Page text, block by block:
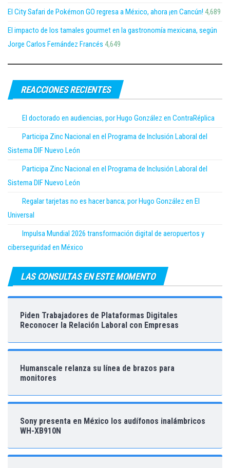
El City Safari de Pokémon GO regresa a México, ahora ¡en Cancún! 4,689
El impacto de los tamales gourmet en la gastronomía mexicana, según
Jorge Carlos Fernández Francés 4,649
REACCIONES RECIENTES
El doctorado en audiencias, por Hugo González en ContraRéplica
Participa Zinc Nacional en el Programa de Inclusión Laboral del
Sistema DIF Nuevo León
Participa Zinc Nacional en el Programa de Inclusión Laboral del
Sistema DIF Nuevo León
Regalar tarjetas no es hacer banca; por Hugo González en El
Universal
Impulsa Mundial 2026 transformación digital de aeropuertos y
ciberseguridad en México
LAS CONSULTAS EN ESTE MOMENTO
Piden Trabajadores de Plataformas Digitales
Reconocer la Relación Laboral con Empresas
Humanscale relanza su línea de brazos para
monitores
Sony presenta en México los audífonos inalámbricos
WH-XB910N